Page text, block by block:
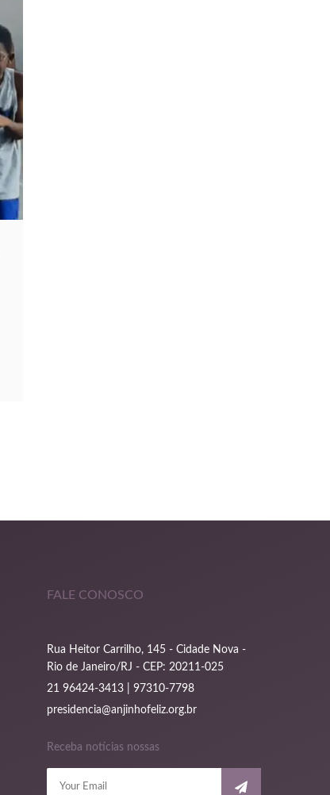
FALE CONOSCO
Rua Heitor Carrilho, 145 - Cidade Nova -
Rio de Janeiro/RJ - CEP: 20211-025
21 96424-3413 | 97310-7798
presidencia@anjinhofeliz.org.br
Receba notícias nossas